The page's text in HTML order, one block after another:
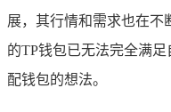
展，其行情和需求也在不
的TP钱包已无法完全满
配钱包的想法。